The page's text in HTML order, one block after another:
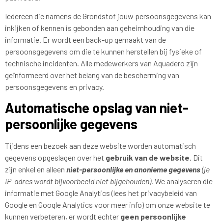
Iedereen die namens de Grondstof jouw persoonsgegevens kan
inkijken of kennen is gebonden aan geheimhouding van die
informatie. Er wordt een back-up gemaakt van de
persoonsgegevens om die te kunnen herstellen bij fysieke of
technische incidenten. Alle medewerkers van Aquadero zijn
geïnformeerd over het belang van de bescherming van
persoonsgegevens en privacy.
Automatische opslag van niet-
persoonlijke gegevens
Tijdens een bezoek aan deze website worden automatisch
gegevens opgeslagen over het gebruik van de website. Dit
zijn enkel en alleen niet-persoonlijke en anonieme gegevens(je
IP-adres wordt bijvoorbeeld niet bijgehouden). We analyseren die
informatie met Google Analytics (lees het privacybeleid van
Google en Google Analytics voor meer info) om onze website te
kunnen verbeteren, er wordt echter geen persoonlijke